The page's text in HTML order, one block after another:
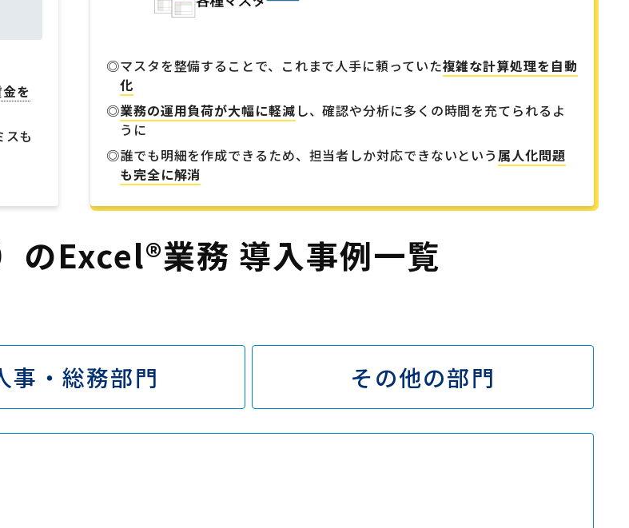
を
も
マスタを整備することで、これまで人手に頼っていた複雑な計算処理を自動
化
業務の運用負荷が大幅に軽減 し、確認や分析に多くの時間を充てられるよ
うに
誰でも明細を作成できるため、担当者しか対応できないという属人化問題
も完全に解消
のExcel®業務 導入事例一覧
事・総務部門 その他の部門